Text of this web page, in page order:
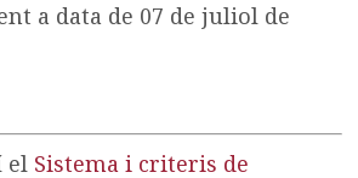
a data de 07 de juliol de
el Sistema i criteris de